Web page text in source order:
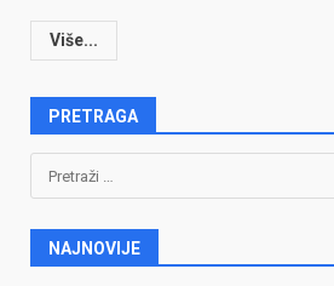
Više...
PRETRAGA
Pretraga:
NAJNOVIJE